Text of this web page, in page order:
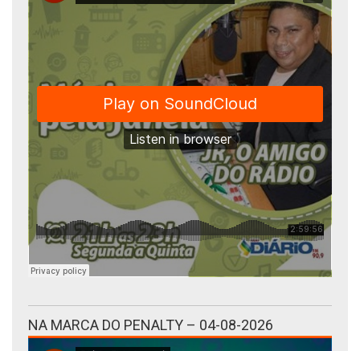
NA MARCA DO PENALTY – 04-08-2026